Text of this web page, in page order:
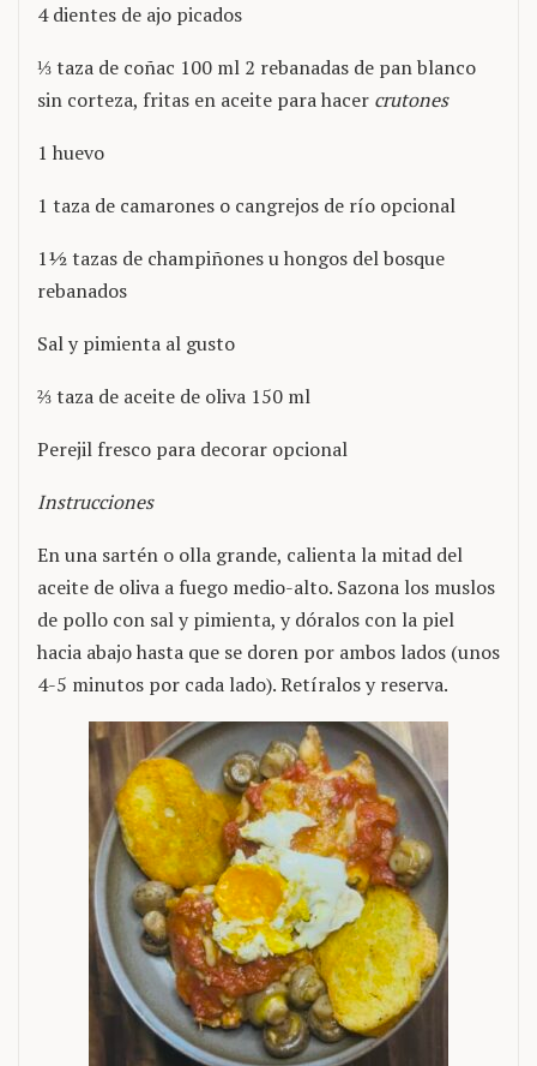
4 dientes de ajo picados
⅓ taza de coñac 100 ml 2 rebanadas de pan blanco
sin corteza, fritas en aceite para hacer crutones
1 huevo
1 taza de camarones o cangrejos de río opcional
1½ tazas de champiñones u hongos del bosque
rebanados
Sal y pimienta al gusto
⅔ taza de aceite de oliva 150 ml
Perejil fresco para decorar opcional
Instrucciones
En una sartén o olla grande, calienta la mitad del
aceite de oliva a fuego medio-alto. Sazona los muslos
de pollo con sal y pimienta, y dóralos con la piel
hacia abajo hasta que se doren por ambos lados (unos
4-5 minutos por cada lado). Retíralos y reserva.